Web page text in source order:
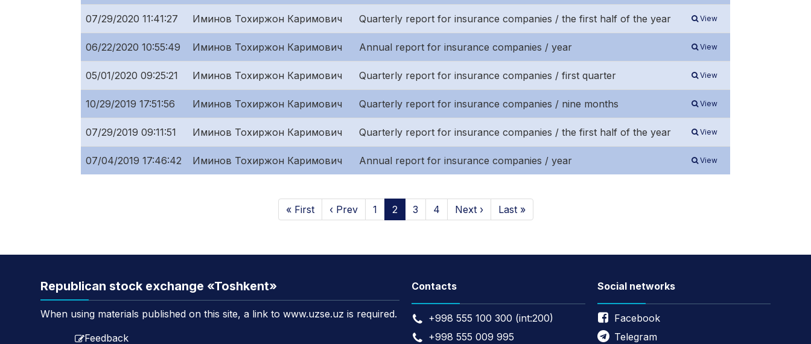
07/29/2020 11:41:27 Иминов Тохиржон Каримович Quarterly report for insurance companies / the first half of the year View
06/22/2020 10:55:49 Иминов Тохиржон Каримович Annual report for insurance companies / year View
05/01/2020 09:25:21 Иминов Тохиржон Каримович Quarterly report for insurance companies / first quarter View
10/29/2019 17:51:56 Иминов Тохиржон Каримович Quarterly report for insurance companies / nine months View
07/29/2019 09:11:51 Иминов Тохиржон Каримович Quarterly report for insurance companies / the first half of the year View
07/04/2019 17:46:42 Иминов Тохиржон Каримович Annual report for insurance companies / year View
« First ‹ Prev 1 2 3 4 Next › Last »
Republican stock exchange «Toshkent»
When using materials published on this site, a link to www.uzse.uz is required.
Feedback
Contacts
+998 555 100 300 (int:200)
+998 555 009 995
Social networks
Facebook
Telegram